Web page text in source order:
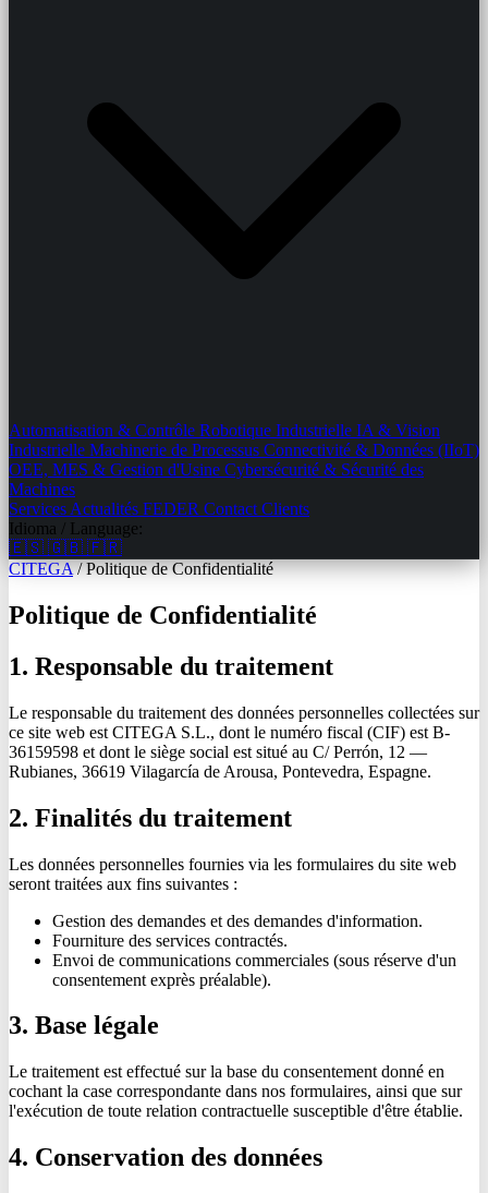
Automatisation & Contrôle Robotique Industrielle IA & Vision
Industrielle Machinerie de Processus Connectivité & Données (IIoT)
OEE, MES & Gestion d'Usine Cybersécurité & Sécurité des
Machines
Services Actualités FEDER Contact Clients
Idioma / Language:
🇪🇸 🇬🇧 🇫🇷
CITEGA / Politique de Confidentialité
Politique de Confidentialité
1. Responsable du traitement
Le responsable du traitement des données personnelles collectées sur
ce site web est CITEGA S.L., dont le numéro fiscal (CIF) est B-
36159598 et dont le siège social est situé au C/ Perrón, 12 —
Rubianes, 36619 Vilagarcía de Arousa, Pontevedra, Espagne.
2. Finalités du traitement
Les données personnelles fournies via les formulaires du site web
seront traitées aux fins suivantes :
Gestion des demandes et des demandes d'information.
Fourniture des services contractés.
Envoi de communications commerciales (sous réserve d'un
consentement exprès préalable).
3. Base légale
Le traitement est effectué sur la base du consentement donné en
cochant la case correspondante dans nos formulaires, ainsi que sur
l'exécution de toute relation contractuelle susceptible d'être établie.
4. Conservation des données